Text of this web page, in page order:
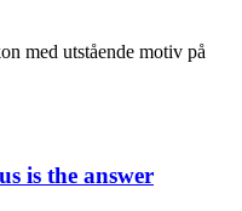
med utstående motiv på
is the answer